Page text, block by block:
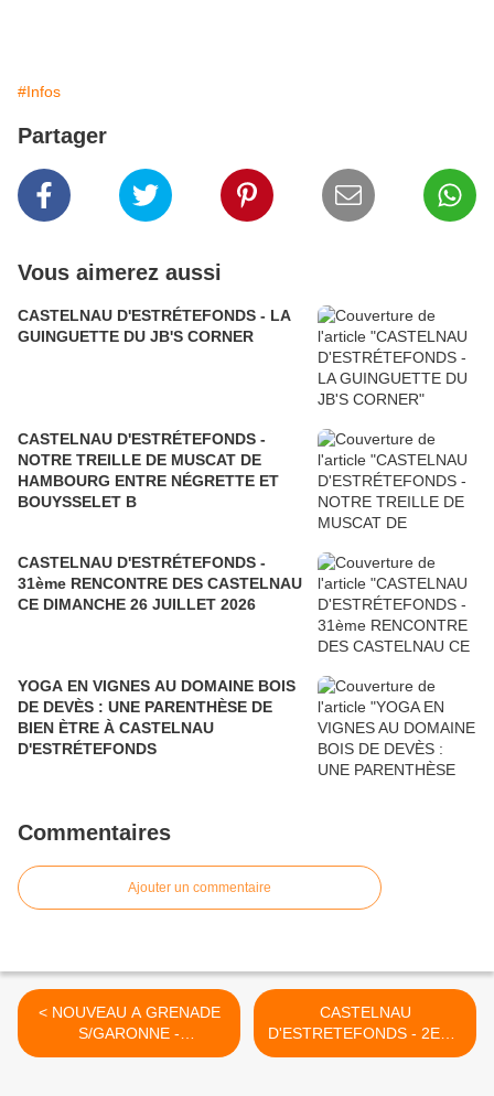
#Infos
Partager
Vous aimerez aussi
CASTELNAU D'ESTRÉTEFONDS - LA
GUINGUETTE DU JB'S CORNER
CASTELNAU D'ESTRÉTEFONDS -
NOTRE TREILLE DE MUSCAT DE
HAMBOURG ENTRE NÉGRETTE ET
BOUYSSELET B
CASTELNAU D'ESTRÉTEFONDS -
31ème RENCONTRE DES CASTELNAU
CE DIMANCHE 26 JUILLET 2026
YOGA EN VIGNES AU DOMAINE BOIS
DE DEVÈS : UNE PARENTHÈSE DE
BIEN ÈTRE À CASTELNAU
D'ESTRÉTEFONDS
Commentaires
Ajouter un commentaire
< NOUVEAU A GRENADE
S/GARONNE -
DROGUERIE OLIVES &
CASTELNAU
D'ESTRETEFONDS - 2EME
CHANTIER DE